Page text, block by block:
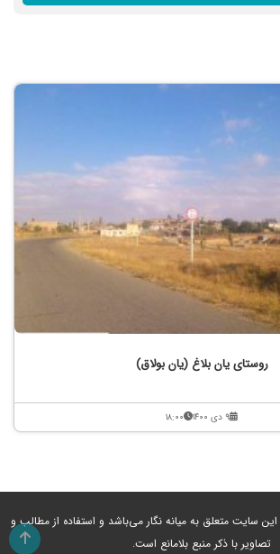
روستای یان بلاغ (یان بولاق)
۹ دی ۱۴۰۰ ۱۸:۰۰
سایت متعلق به میانه نگار می‌باشد و استفاده از مطالب و
تصاویر با ذکر منبع بلامانع است.